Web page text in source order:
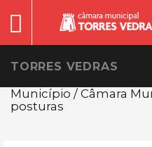
TORRES VEDRAS
Município / Câmara
posturas